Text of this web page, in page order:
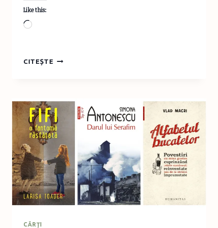
Like this:
Loading…
CITEȘTENARINE
FI
PLANIFICAT
ACEASTĂ
CARTE,
PROBABIL
CĂ
N-
AȘ
FI
SCRIS-
CĂRŢI